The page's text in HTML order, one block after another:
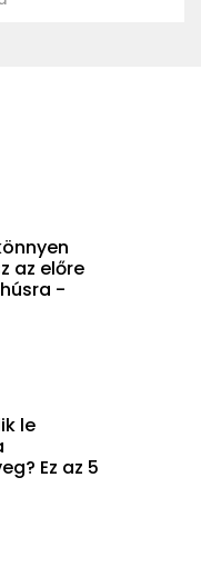
az előre
-
le
Ez az 5